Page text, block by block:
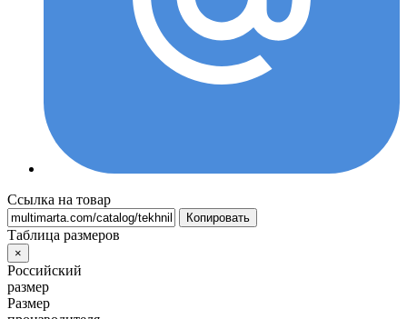
Ссылка на товар
Копировать
Таблица размеров
×
Российский
размер
Размер